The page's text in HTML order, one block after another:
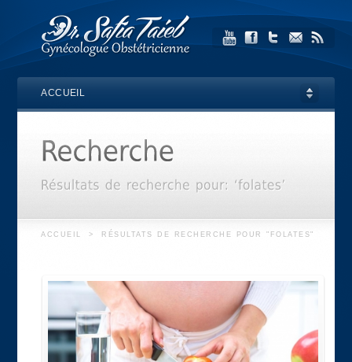
ACCUEIL
ACCUEIL > RÉSULTATS DE RECHERCHE POUR "FOLATES"